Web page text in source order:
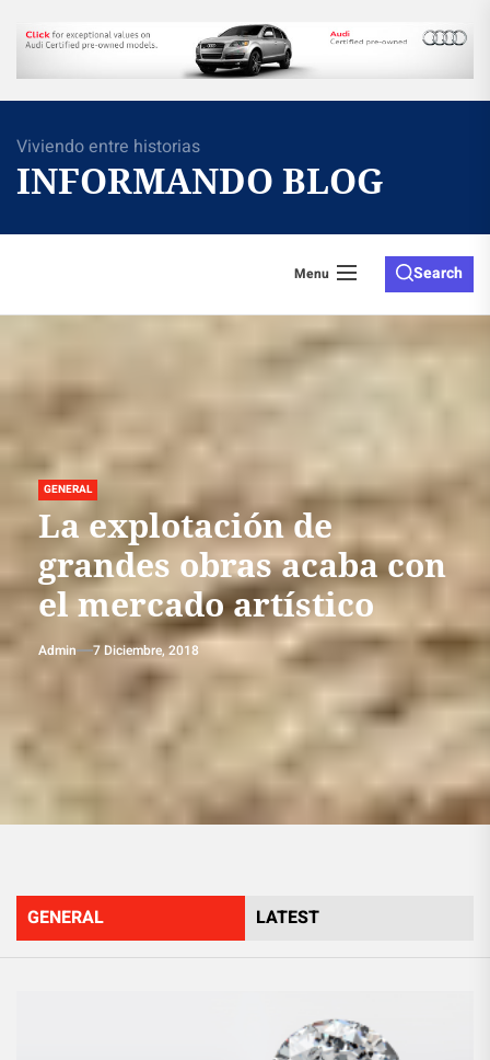
Skip
the
Viviendo entre historias
INFORMANDO BLOG
Menu Search
GENERAL
La explotación de
grandes obras acaba con
el mercado artístico
Admin 7 Diciembre, 2018
GENERAL LATEST